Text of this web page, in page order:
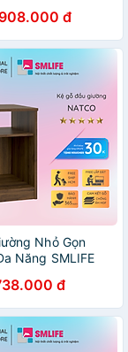
đ
Nhỏ Gọn
Năng SMLIFE
đ